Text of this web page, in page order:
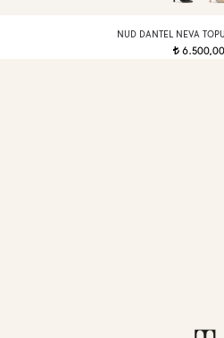
NUD DANTEL NEVA
t 6.500,00